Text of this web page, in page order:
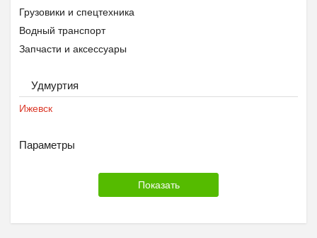
Грузовики и спецтехника
Водный транспорт
Запчасти и аксессуары
Удмуртия
Ижевск
Параметры